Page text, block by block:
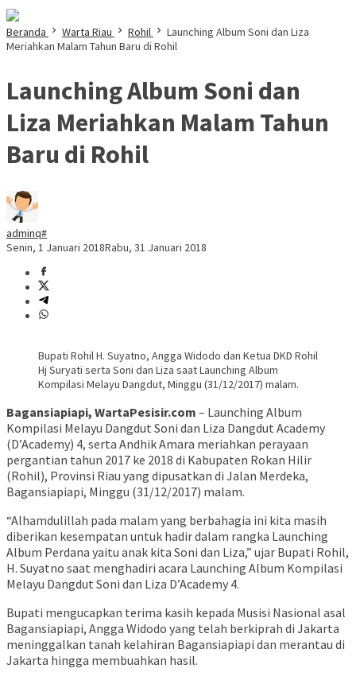
Beranda Warta Riau Rohil
Launching Album Soni dan Liza
Meriahkan Malam Tahun Baru di Rohil
Launching Album Soni dan
Liza Meriahkan Malam Tahun
Baru di Rohil
adminq#
Senin, 1 Januari 2018Rabu, 31 Januari 2018
Bupati Rohil H. Suyatno, Angga Widodo dan Ketua DKD Rohil
Hj Suryati serta Soni dan Liza saat Launching Album
Kompilasi Melayu Dangdut, Minggu (31/12/2017) malam.
Bagansiapiapi, WartaPesisir.com – Launching Album
Kompilasi Melayu Dangdut Soni dan Liza Dangdut Academy
(D’Academy) 4, serta Andhik Amara meriahkan perayaan
pergantian tahun 2017 ke 2018 di Kabupaten Rokan Hilir
(Rohil), Provinsi Riau yang dipusatkan di Jalan Merdeka,
Bagansiapiapi, Minggu (31/12/2017) malam.
“Alhamdulillah pada malam yang berbahagia ini kita masih
diberikan kesempatan untuk hadir dalam rangka Launching
Album Perdana yaitu anak kita Soni dan Liza,” ujar Bupati Rohil,
H. Suyatno saat menghadiri acara Launching Album Kompilasi
Melayu Dangdut Soni dan Liza D’Academy 4.
Bupati mengucapkan terima kasih kepada Musisi Nasional asal
Bagansiapiapi, Angga Widodo yang telah berkiprah di Jakarta
meninggalkan tanah kelahiran Bagansiapiapi dan merantau di
Jakarta hingga membuahkan hasil.